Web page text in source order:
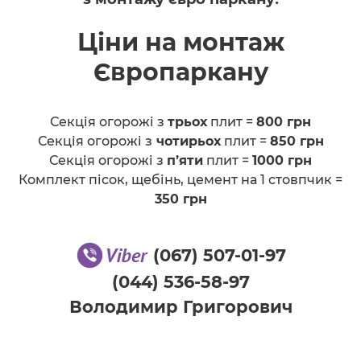
Ціни на монтаж
Європаркану
Секція огорожі з трьохплит = 800 грн
Секція огорожі з чотирьохплит = 850 грн
Секція огорожі з п’яти плит = 1000 грн
Комплект пісок, щебінь, цемент на 1 стовпчик =
350 грн
(067) 507-01-97
(044) 536-58-97
Володимир Григорович